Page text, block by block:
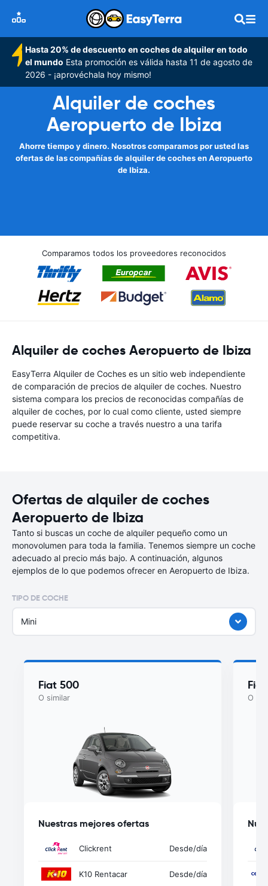
Hasta 20% de descuento en coches de alquiler en todo
el mundo Esta promoción es válida hasta 11 de agosto de
2026 - ¡aprovéchala hoy mismo!
Alquiler de coches
Aeropuerto de Ibiza
Ahorre tiempo y dinero. Nosotros comparamos por usted las
ofertas de las compañías de alquiler de coches en Aeropuerto
de Ibiza.
Comparamos todos los proveedores reconocidos
Alquiler de coches Aeropuerto de Ibiza
EasyTerra Alquiler de Coches es un sitio web independiente
de comparación de precios de alquiler de coches. Nuestro
sistema compara los precios de reconocidas compañías de
alquiler de coches, por lo cual como cliente, usted siempre
puede reservar su coche a través nuestro a una tarifa
competitiva.
Ofertas de alquiler de coches
Aeropuerto de Ibiza
Tanto si buscas un coche de alquiler pequeño como un
monovolumen para toda la familia. Tenemos siempre un coche
adecuado al precio más bajo. A continuación, algunos
ejemplos de lo que podemos ofrecer en Aeropuerto de Ibiza.
TIPO DE COCHE
Mini
Fiat 500
O similar
Nuestras mejores ofertas
Clickrent Desde/día
K10 Rentacar Desde/día
O